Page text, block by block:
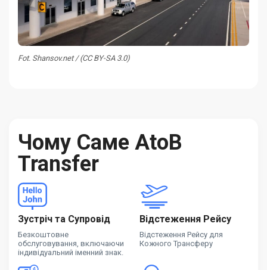
Fot. Shansov.net / (CC BY-SA 3.0)
Чому Саме AtoB
Transfer
Зустріч та Супровід
Безкоштовне
обслуговування, включаючи
індивідуальний іменний знак.
Відстеження Рейсу
Відстеження Рейсу для
Кожного Трансферу